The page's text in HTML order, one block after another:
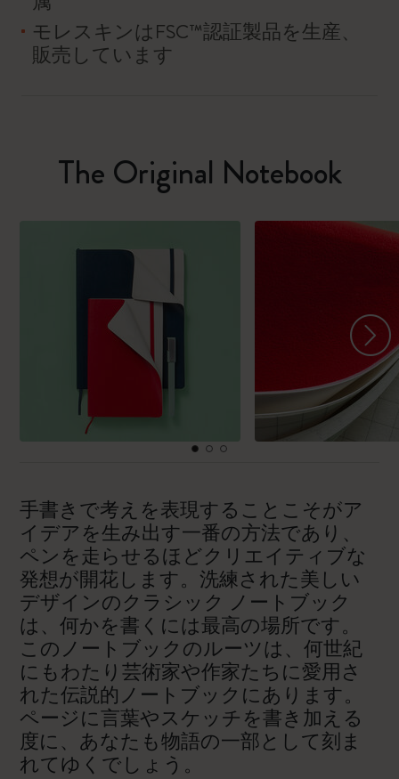
モレスキンはFSC™認証製品を生産、
販売しています
The Original Notebook
手書きで考えを表現することこそがア
イデアを生み出す一番の方法であり、
ペンを走らせるほどクリエイティブな
発想が開花します。洗練された美しい
デザインのクラシック ノートブック
は、何かを書くには最高の場所です。
このノートブックのルーツは、何世紀
にもわたり芸術家や作家たちに愛用さ
れた伝説的ノートブックにあります。
ページに言葉やスケッチを書き加える
度に、あなたも物語の一部として刻ま
れてゆくでしょう。